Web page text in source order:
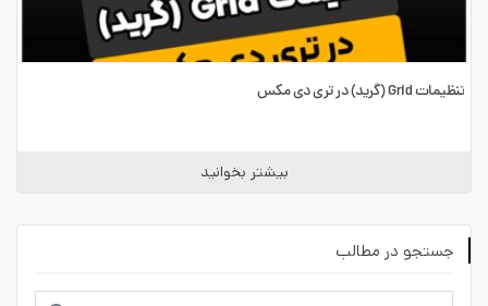
تنظیمات Grid (گرید) در تری دی مکس
بیشتر بخوانید
جستجو در مطالب